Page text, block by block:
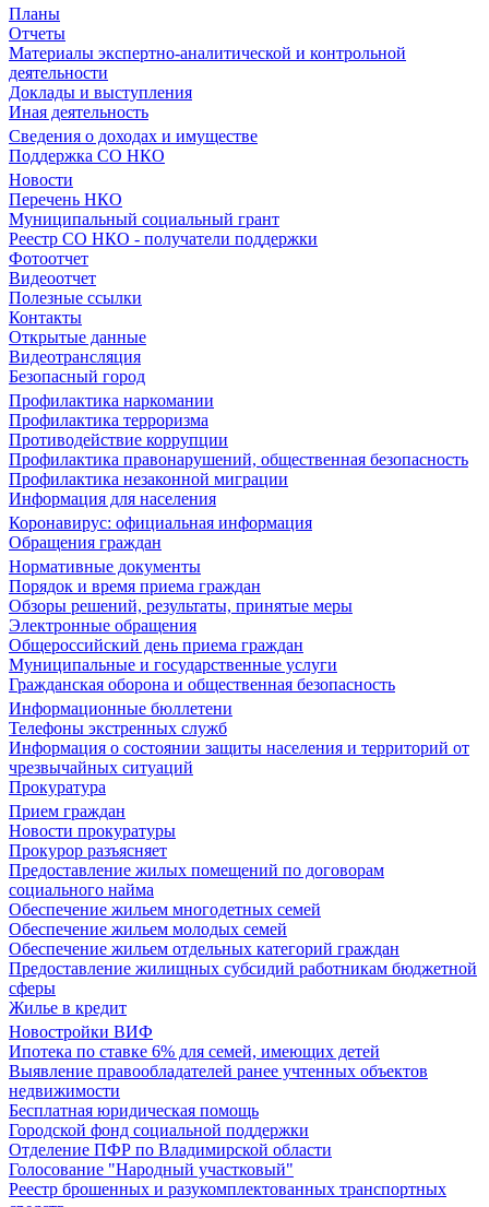
Планы
Отчеты
Материалы экспертно-аналитической и контрольной
деятельности
Доклады и выступления
Иная деятельность
Сведения о доходах и имуществе
Поддержка СО НКО
Новости
Перечень НКО
Муниципальный социальный грант
Реестр СО НКО - получатели поддержки
Фотоотчет
Видеоотчет
Полезные ссылки
Контакты
Открытые данные
Видеотрансляция
Безопасный город
Профилактика наркомании
Профилактика терроризма
Противодействие коррупции
Профилактика правонарушений, общественная безопасность
Профилактика незаконной миграции
Информация для населения
Коронавирус: официальная информация
Обращения граждан
Нормативные документы
Порядок и время приема граждан
Обзоры решений, результаты, принятые меры
Электронные обращения
Общероссийский день приема граждан
Муниципальные и государственные услуги
Гражданская оборона и общественная безопасность
Информационные бюллетени
Телефоны экстренных служб
Информация о состоянии защиты населения и территорий от
чрезвычайных ситуаций
Прокуратура
Прием граждан
Новости прокуратуры
Прокурор разъясняет
Предоставление жилых помещений по договорам
социального найма
Обеспечение жильем многодетных семей
Обеспечение жильем молодых семей
Обеспечение жильем отдельных категорий граждан
Предоставление жилищных субсидий работникам бюджетной
сферы
Жилье в кредит
Новостройки ВИФ
Ипотека по ставке 6% для семей, имеющих детей
Выявление правообладателей ранее учтенных объектов
недвижимости
Бесплатная юридическая помощь
Городской фонд социальной поддержки
Отделение ПФР по Владимирской области
Голосование "Народный участковый"
Реестр брошенных и разукомплектованных транспортных